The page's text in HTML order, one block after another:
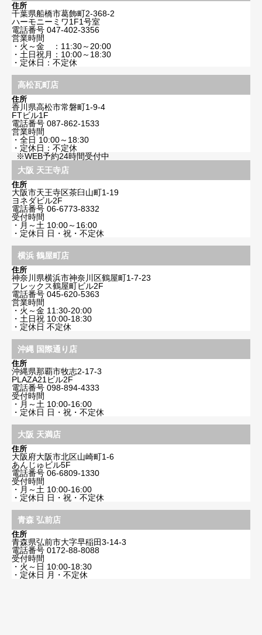
住所
千葉県船橋市葛飾町2-368-2
ハーモニーミワ1F1号室
電話番号 047-402-3356
営業時間
・火～金 ：11:30～20:00
・土日祝月：10:00～18:30
・定休日：不定休
高松瓦町店
住所
香川県高松市常磐町1-9-4
FTビル1F
電話番号 087-862-1533
営業時間
・全日 10:00～18:30
・定休日：不定休
※WEB予約24時間受付中
大阪 天王寺店
住所
大阪市天王寺区茶臼山町1-19
ヨネダビル2F
電話番号 06-6773-8332
受付時間
・月～土 10:00～16:00
・定休日 日・祝・不定休
横浜 鶴屋町店
住所
神奈川県横浜市神奈川区鶴屋町1-7-23
フレックス鶴屋町ビル2F
電話番号 045-620-5363
営業時間
・火～金 11:30-20:00
・土日祝 10:00-18:30
・定休日 不定休
沖縄 国際通り店
住所
沖縄県那覇市牧志2-17-3
PLAZA21ビル2F
電話番号 098-894-4333
受付時間
・月～土 10:00-16:00
・定休日 日・祝・不定休
大阪 天満店
住所
大阪府大阪市北区山崎町1-6
あんじゅビル5F
電話番号 06-6809-1330
受付時間
・月～土 10:00-16:00
・定休日 日・祝・不定休
青森 弘前店
住所
青森県弘前市大字早稲田3-14-3
電話番号 0172-88-8088
受付時間
・火～日 10:00-18:30
・定休日 月・不定休